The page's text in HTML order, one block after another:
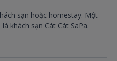
sạn hoặc homestay. Một
khách sạn Cát Cát SaPa.